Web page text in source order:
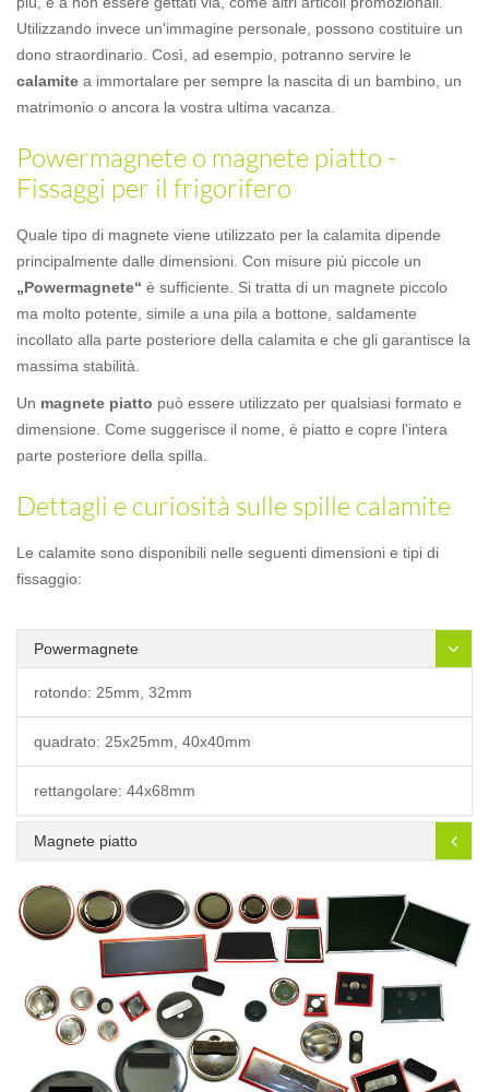
Utilizzando invece un'immagine personale, possono costituire un
dono straordinario. Così, ad esempio, potranno servire le
calamite a immortalare per sempre la nascita di un bambino, un
matrimonio o ancora la vostra ultima vacanza.
Powermagnete o magnete piatto -
Fissaggi per il frigorifero
Quale tipo di magnete viene utilizzato per la calamita dipende
principalmente dalle dimensioni. Con misure più piccole un
„Powermagnete“ è sufficiente. Si tratta di un magnete piccolo
ma molto potente, simile a una pila a bottone, saldamente
incollato alla parte posteriore della calamita e che gli garantisce la
massima stabilità.
Un magnete piatto può essere utilizzato per qualsiasi formato e
dimensione. Come suggerisce il nome, è piatto e copre l'intera
parte posteriore della spilla.
Dettagli e curiosità sulle spille calamite
Le calamite sono disponibili nelle seguenti dimensioni e tipi di
fissaggio:
Powermagnete
rotondo: 25mm, 32mm
quadrato: 25x25mm, 40x40mm
rettangolare: 44x68mm
Magnete piatto